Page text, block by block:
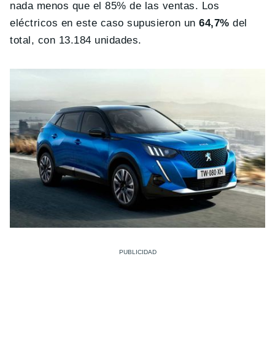
nada menos que el 85% de las ventas. Los
eléctricos en este caso supusieron un64,7% del
total, con 13.184 unidades.